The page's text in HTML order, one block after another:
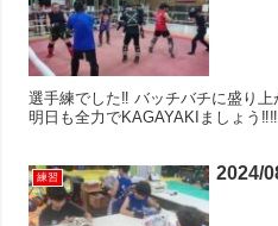
選手練でした‼︎ バッチバチに盛り
明日も全力でKAGAYAKIましょう‼︎‼︎
練習 2024/